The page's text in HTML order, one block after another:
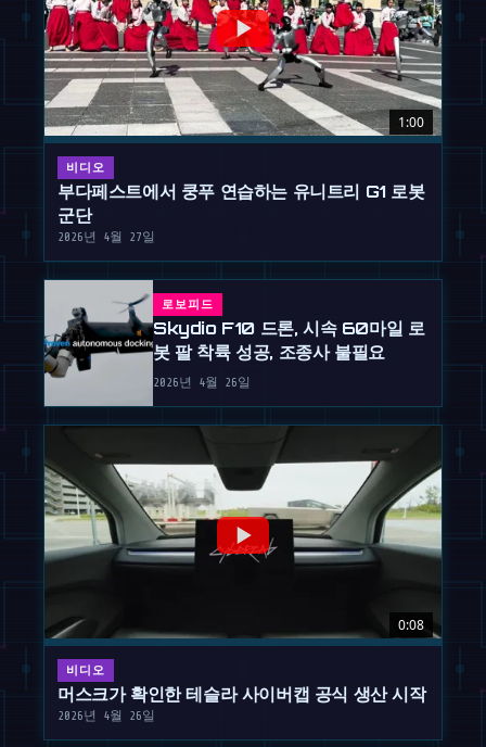
1:00
비디오
부다페스트에서 쿵푸 연습하는 유니트리 G1 로봇
군단
2026년 4월 27일
로보피드
Skydio F10 드론, 시속 60마일 로
봇 팔 착륙 성공, 조종사 불필요
2026년 4월 26일
0:08
비디오
머스크가 확인한 테슬라 사이버캡 공식 생산 시작
2026년 4월 26일